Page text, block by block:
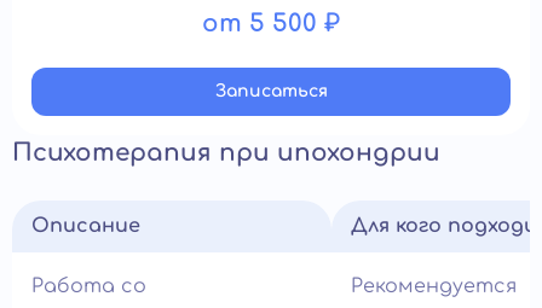
от 5 500 ₽
Записатьcя
Психотерапия при ипохондрии
Описание
Работа со
Для кого
Рекомендуется